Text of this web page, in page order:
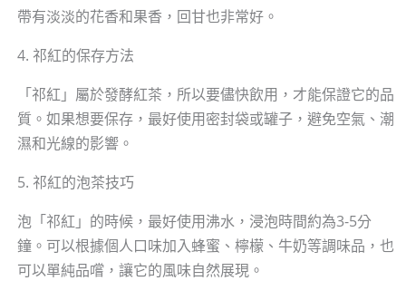
帶有淡淡的花香和果香，回甘也非常好。
4. 祁紅的保存方法
「祁紅」屬於發酵紅茶，所以要儘快飲用，才能保證它的品
質。如果想要保存，最好使用密封袋或罐子，避免空氣、潮
濕和光線的影響。
5. 祁紅的泡茶技巧
泡「祁紅」的時候，最好使用沸水，浸泡時間約為3-5分
鐘。可以根據個人口味加入蜂蜜、檸檬、牛奶等調味品，也
可以單純品嚐，讓它的風味自然展現。